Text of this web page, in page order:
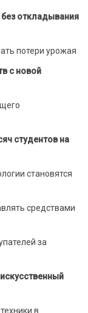
откладывания
потери урожая
с новой
студентов на
становятся
средствами
за
в